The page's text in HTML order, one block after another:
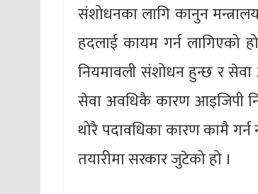
संशोधनका लागि कानुन
हदलाई कायम गर्न लागिएको
नियमावली संशोधन हुन्छ र सेवा
सेवा अवधिकै कारण आइजिपी
थोरै पदावधिका कारण कामै
तयारीमा सरकार जुटेको हो ।